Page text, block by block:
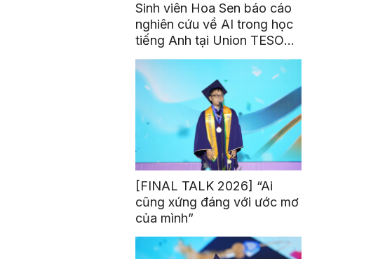
Sinh viên Hoa Sen báo cáo
nghiên cứu về AI trong học
tiếng Anh tại Union TESOL
2026 ở Singapore
[FINAL TALK 2026] “Ai
cũng xứng đáng với ước mơ
của mình”